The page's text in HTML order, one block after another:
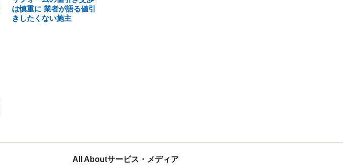
は慎重に 業者が語る値引
きしたくない施主
All Aboutサービス・メディア